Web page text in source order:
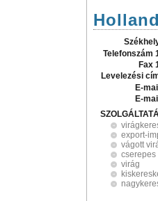
Telefonszám
Fax
Levelezési
E-
E-
export-
vágott
cserepes
virág